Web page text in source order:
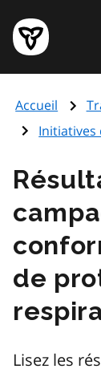
au
contenu
principal
Page
d'accueil
de
l'Ontario
Accueil
de
Lisez les